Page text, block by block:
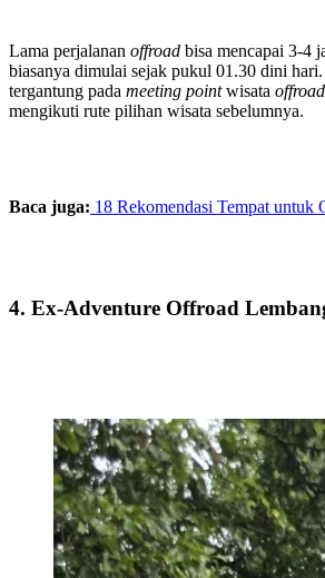
Lama perjalanan offroad bisa mencapai 3-4
biasanya dimulai sejak pukul 01.30 dini
tergantung pada meeting pointwisata offroad
mengikuti rute pilihan wisata sebelumnya.
Baca juga: 18 Rekomendasi Tempat untuk
4. Ex-Adventure Offroad